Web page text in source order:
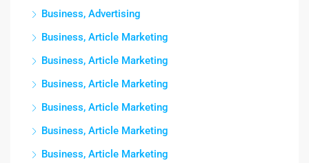
Business, Advertising
Business, Article Marketing
Business, Article Marketing
Business, Article Marketing
Business, Article Marketing
Business, Article Marketing
Business, Article Marketing